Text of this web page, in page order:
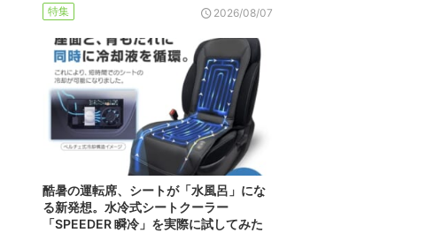
特集 2026/08/07
酷暑の運転席、シートが「水風呂」にな
る新発想。水冷式シートクーラー
「SPEEDER 瞬冷」を実際に試してみた